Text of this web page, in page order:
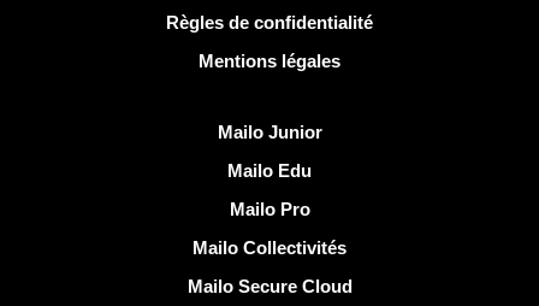
Règles de confidentialité
Mentions légales
Mailo Junior
Mailo Edu
Mailo Pro
Mailo Collectivités
Mailo Secure Cloud